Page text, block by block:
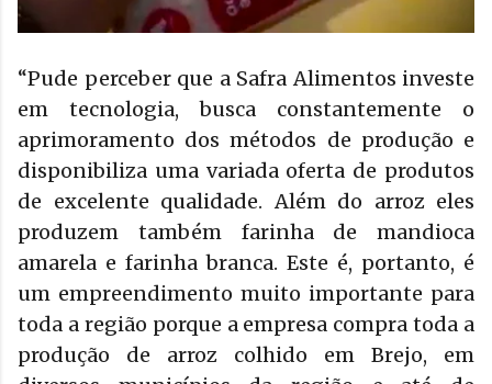
“Pude perceber que a Safra Alimentos investe
em tecnologia, busca constantemente o
aprimoramento dos métodos de produção e
disponibiliza uma variada oferta de produtos
de excelente qualidade. Além do arroz eles
produzem também farinha de mandioca
amarela e farinha branca. Este é, portanto, é
um empreendimento muito importante para
toda a região porque a empresa compra toda a
produção de arroz colhido em Brejo, em